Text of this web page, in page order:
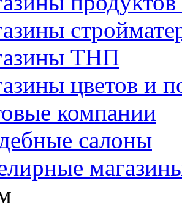
ТНП
цветов и
компании
салоны